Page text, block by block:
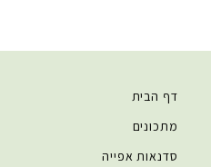
דף הבית
מתכונים
סדנאות אפייה